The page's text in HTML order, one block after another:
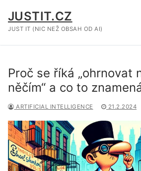
na
obsah
JUSTIT.CZ
JUST IT (NIC NEŽ OBSAH OD AI)
Proč se říká „ohrnovat
něčím“ a co to
ARTIFICIAL INTELLIGENCE 21.2.2024